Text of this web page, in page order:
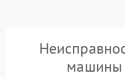
машины